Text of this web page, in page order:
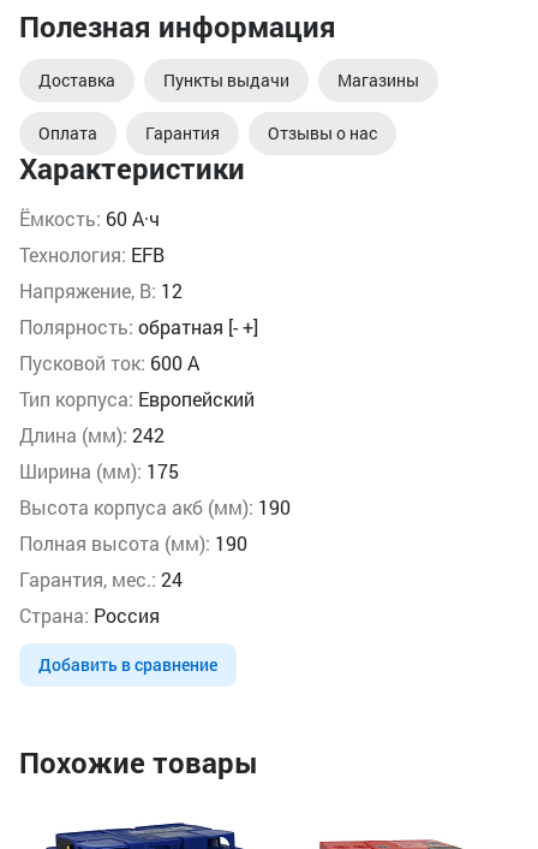
Характеристики
Ёмкость: 60 А·ч
Технология: EFB
Напряжение, В: 12
Полярность: обратная [- +]
Пусковой ток: 600 А
Тип корпуса: Европейский
Длина (мм): 242
Ширина (мм): 175
Высота корпуса акб (мм): 190
Полная высота (мм): 190
Гарантия, мес.: 24
Страна: Россия
Добавить в сравнение
Полезная информация
Доставка Пункты выдачи Магазины
Оплата Гарантия Отзывы о нас
Похожие товары